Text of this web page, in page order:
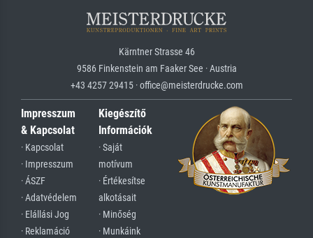
Kärntner Strasse 46
9586 Finkenstein am Faaker See · Austria
+43 4257 29415 · office@meisterdrucke.com
Impresszum
& Kapcsolat
· Kapcsolat
· Impresszum
· ÁSZF
· Adatvédelem
· Elállási Jog
· Reklamáció
Kiegészítő
Információk
· Saját
motívum
· Értékesítse
alkotásait
· Minőség
· Munkáink